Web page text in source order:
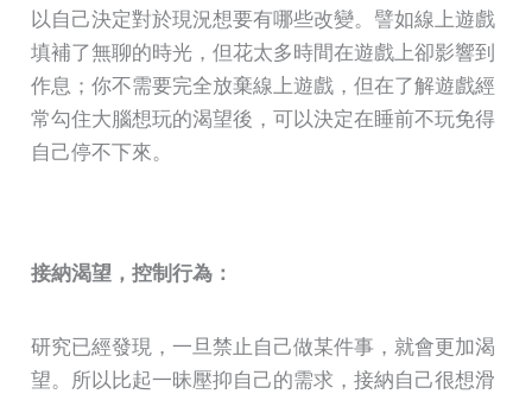
以自己決定對於現況想要有哪些改變。譬如線上遊戲
填補了無聊的時光，但花太多時間在遊戲上卻影響到
作息；你不需要完全放棄線上遊戲，但在了解遊戲經
常勾住大腦想玩的渴望後，可以決定在睡前不玩免得
自己停不下來。
接納渴望，控制行為：
研究已經發現，一旦禁止自己做某件事，就會更加渴
望。所以比起一昧壓抑自己的需求，接納自己很想滑